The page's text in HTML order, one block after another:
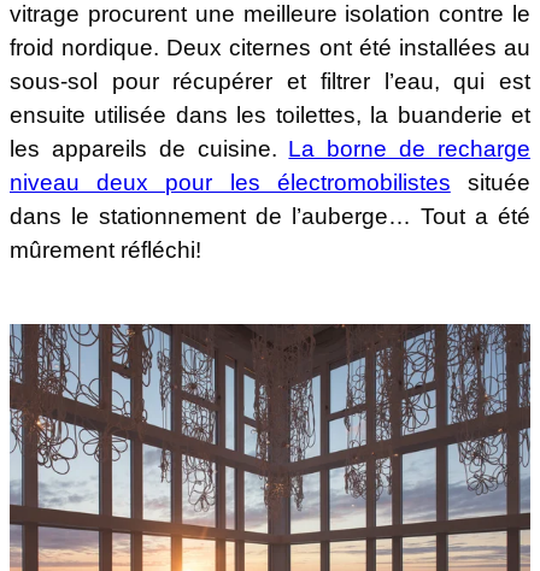
vitrage procurent une meilleure isolation contre le
froid nordique. Deux citernes ont été installées au
sous-sol pour récupérer et filtrer l’eau, qui est
ensuite utilisée dans les toilettes, la buanderie et
les appareils de cuisine. La borne de recharge
niveau deux pour les électromobilistes
située
dans le stationnement de l’auberge… Tout a été
mûrement réfléchi!